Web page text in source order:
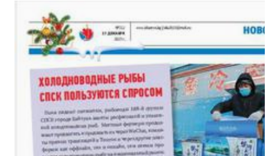
标题：新“食”尚！“小份